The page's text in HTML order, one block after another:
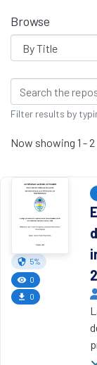
Browse
Filter results by
Now showing 1 -
5%
0
0